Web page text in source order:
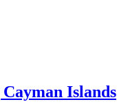
Islands